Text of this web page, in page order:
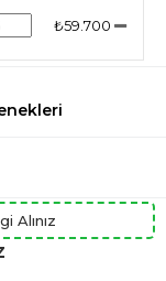
₺59.700
Alınız